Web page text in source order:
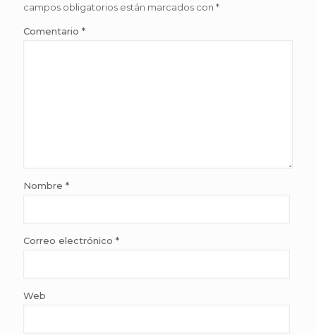
campos obligatorios están marcados con *
Comentario *
Nombre *
Correo electrónico *
Web